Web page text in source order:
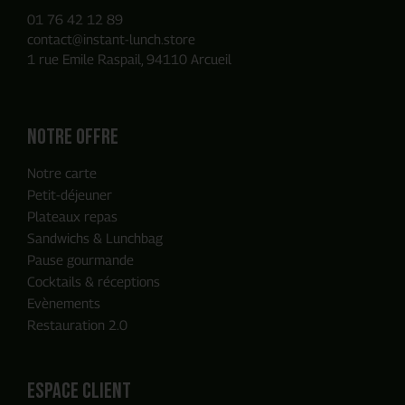
01 76 42 12 89
contact@instant-lunch.store
1 rue Emile Raspail, 94110 Arcueil
Notre offre
Notre carte
Petit-déjeuner
Plateaux repas
Sandwichs & Lunchbag
Pause gourmande
Cocktails & réceptions
Evènements
Restauration 2.0
espace client